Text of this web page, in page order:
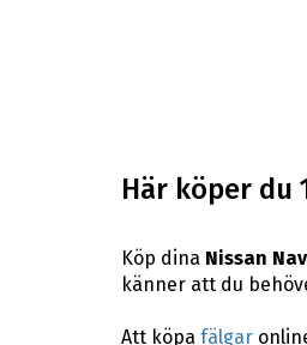
Här köper du
Köp dina Nissan
känner att du
Att köpa fälgar